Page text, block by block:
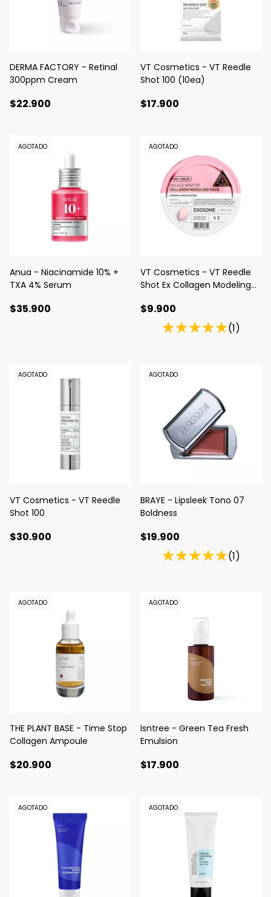
DERMA FACTORY - Retinal
300ppm Cream
$22.900
VT Cosmetics - VT Reedle
Shot 100 (10ea)
$17.900
AGOTADO
Anua - Niacinamide 10% +
TXA 4% Serum
$35.900
AGOTADO
VT Cosmetics - VT Reedle
Shot Ex Collagen Modeling
$9.900
(1)
AGOTADO
VT Cosmetics - VT Reedle
Shot 100
$30.900
AGOTADO
BRAYE - Lipsleek Tono 07
Boldness
$19.900
(1)
AGOTADO
THE PLANT BASE - Time Stop
Collagen Ampoule
$20.900
AGOTADO
Isntree - Green Tea Fresh
Emulsion
$17.900
AGOTADO AGOTADO